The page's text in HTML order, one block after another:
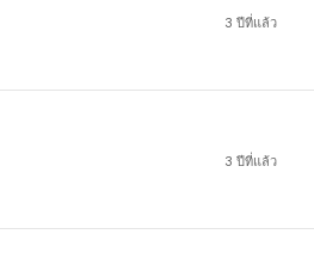
3 ปีที่แล้ว
3 ปีที่แล้ว